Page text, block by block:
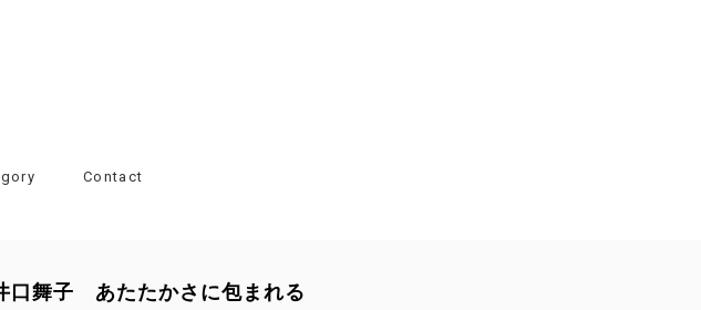
Contact
口舞子 あたたかさに包まれる